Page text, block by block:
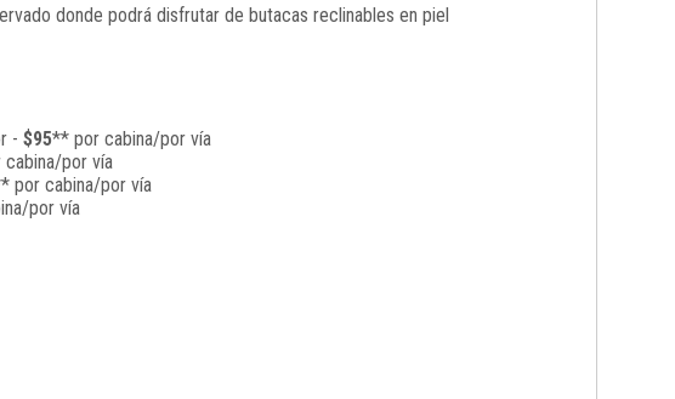
donde podrá disfrutar de butacas reclinables en piel
- $95** por cabina/por vía
por vía
por cabina/por vía
por vía